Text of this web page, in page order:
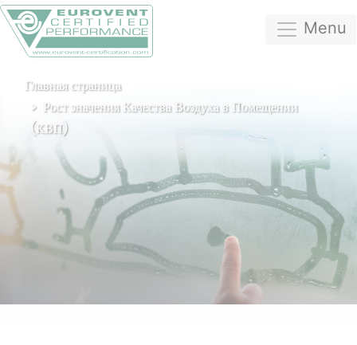
Menu
Главная страница
Рост значения Качества Воздуха в Помещении
(КВП)